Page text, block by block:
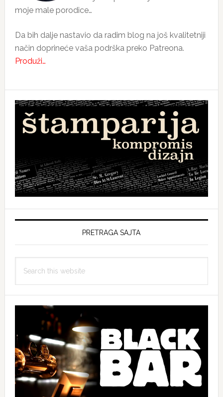
moje male porodice…
Da bih dalje nastavio da radim blog na još kvalitetniji
način doprineće vaša podrška preko Patreona.
Produži…
PRETRAGA SAJTA
this